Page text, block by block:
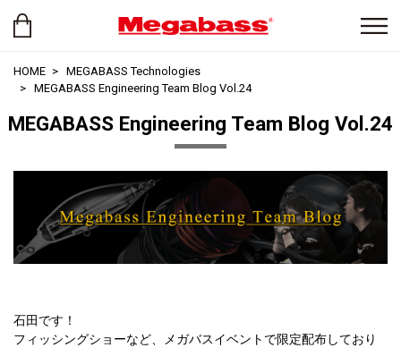
HOME
MEGABASS Technologies
MEGABASS Engineering Team Blog Vol.24
MEGABASS Engineering Team Blog Vol.24
石田です！
フィッシングショーなど、メガバスイベントで限定配布しており